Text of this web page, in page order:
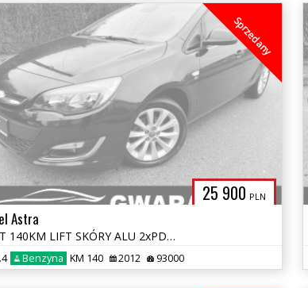
25 900 PLN
Sprzedany
Astra
1.4T 140KM LIFT SKÓRY ALU 2xPDC Grz.FOTELE+KIEROWNICA OPŁATY GWARANCJA
Benzyna KM 140 2012 93000